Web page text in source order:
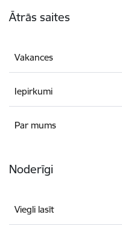
Ātrās saites
Vakances
Iepirkumi
Par mums
Noderīgi
Viegli lasīt